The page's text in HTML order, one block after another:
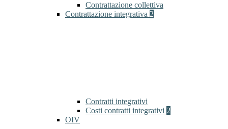
Contrattazione collettiva
Contrattazione integrativa 2
Contratti integrativi
Costi contratti integrativi 2
OIV